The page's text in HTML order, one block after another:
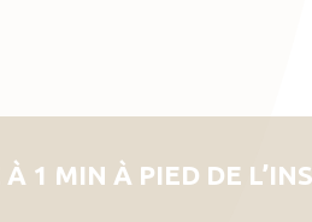
1 MIN À PIED DE